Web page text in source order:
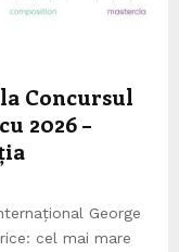
Concursul
2026 –
George
cel mai mare